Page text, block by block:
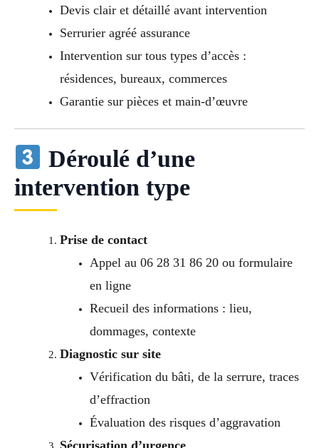
Devis clair et détaillé avant intervention
Serrurier agréé assurance
Intervention sur tous types d’accès :
résidences, bureaux, commerces
Garantie sur pièces et main-d’œuvre
Déroulé d’une
intervention type
Prise de contact
Appel au 06 28 31 86 20 ou formulaire
en ligne
Recueil des informations : lieu,
dommages, contexte
Diagnostic sur site
Vérification du bâti, de la serrure, traces
d’effraction
Évaluation des risques d’aggravation
Sécurisation d’urgence